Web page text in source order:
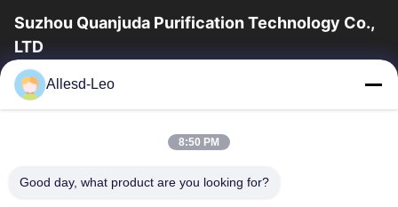
Suzhou Quanjuda Purification Technology Co.,
LTD
16years ervaring, als belangrijke fabrikant en exporteur van
ESD & Cleanroom producten, bieden wij een volledige lijn van
Huis
Producten
Allesd-Leo
8:50 PM
Good day, what product are you looking for?